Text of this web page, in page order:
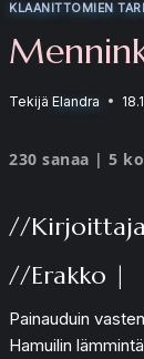
KLAANITTOMIEN
Tekijä Elandra
230 sanaa | 5
//
//Erakko |
Painauduin
Hamuilin